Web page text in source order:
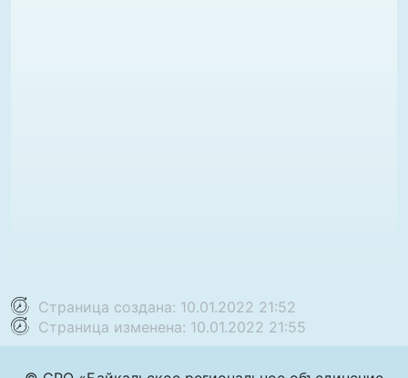
Страница создана: 10.01.2022 21:52
Страница изменена: 10.01.2022 21:55